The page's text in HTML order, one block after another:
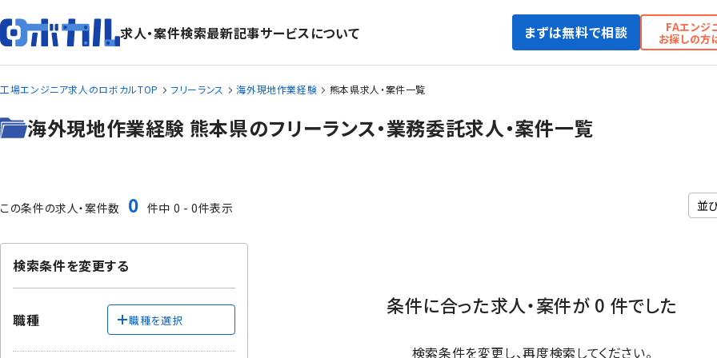
求人・案件検索最新記事サービスについて まずは無料で相談 FAエンジ
お探しの方
工場エンジニア求人のロボカルTOP フリーランス 海外現地作業経験 熊本県求人・案件一覧
海外現地作業経験 熊本県のフリーランス・業務委託求人・案件一覧
この条件の求人・案件数 0 件中 0 - 0件表示
条件に合った求人・案件が 0 件でした
検索条件を変更し、再度検索してください。
検索条件を変更する
職種 職種を選択